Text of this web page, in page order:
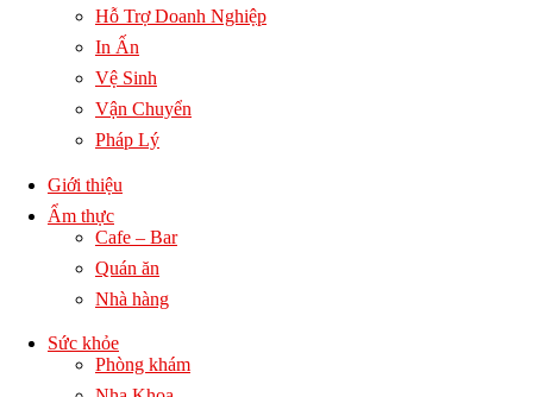
Hỗ Trợ Doanh Nghiệp
In Ấn
Vệ Sinh
Vận Chuyển
Pháp Lý
Giới thiệu
Ẩm thực
Cafe – Bar
Quán ăn
Nhà hàng
Sức khỏe
Phòng khám